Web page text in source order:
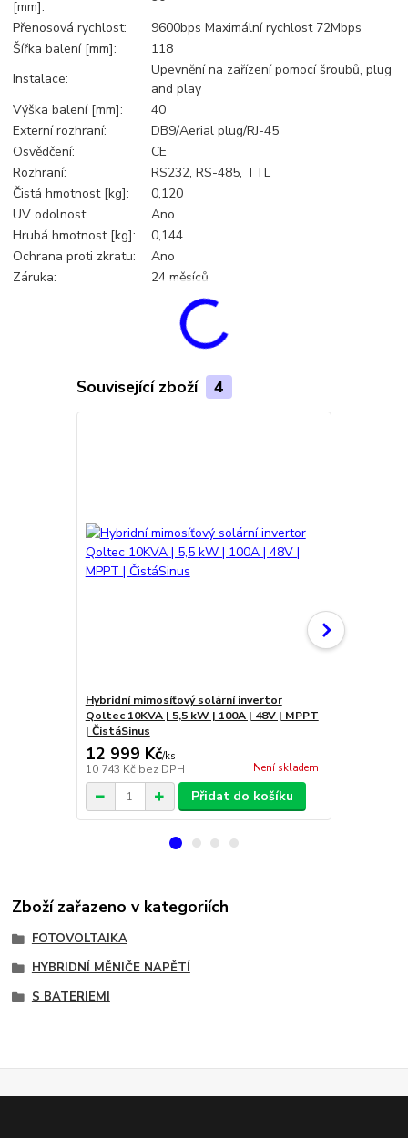
[mm]:
Přenosová rychlost:
9600bps Maximální rychlost 72Mbps
Šířka balení [mm]:
118
Instalace:
Upevnění na zařízení pomocí šroubů, plug
and play
Výška balení [mm]:
40
Externí rozhraní:
DB9/Aerial plug/RJ-45
Osvědčení:
CE
Rozhraní:
RS232, RS-485, TTL
Čistá hmotnost [kg]:
0,120
UV odolnost:
Ano
Hrubá hmotnost [kg]:
0,144
Ochrana proti zkratu:
Ano
Záruka:
24 měsíců
Související zboží 4
Hybridní mimosíťový solární invertor
Qoltec 10KVA | 5,5 kW | 100A | 48V | MPPT
| ČistáSinus
12 999 Kč/ks
10 743 Kč bez DPH Není skladem
Přidat do košíku
Zboží zařazeno v kategoriích
FOTOVOLTAIKA
HYBRIDNÍ MĚNIČE NAPĚTÍ
S BATERIEMI